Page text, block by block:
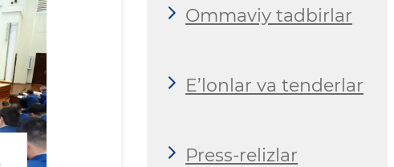
Ommaviy tadbirlar
E’lonlar va tenderlar
Press-relizlar